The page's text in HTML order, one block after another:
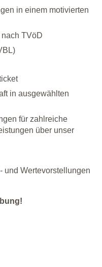
in einem motivierten
nach TVöD
in ausgewählten
für zahlreiche
über unser
und Wertevorstellungen